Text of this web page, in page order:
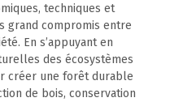
techniques et
grand compromis entre
En s’appuyant en
des écosystèmes
créer une forêt durable
de bois, conservation